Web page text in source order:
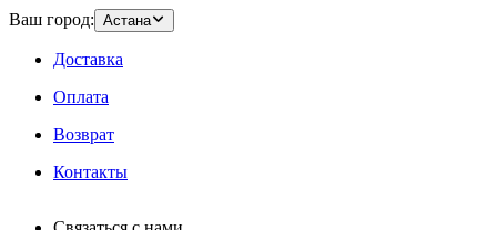
Ваш город: Астана
Доставка
Оплата
Возврат
Контакты